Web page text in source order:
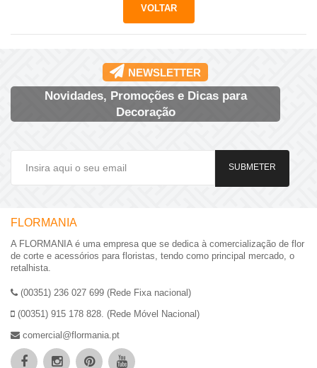
NEWSLETTER
Novidades, Promoções e Dicas para
Decoração
SUBMETER
FLORMANIA
A FLORMANIA é uma empresa que se dedica à comercialização de flor
de corte e acessórios para floristas, tendo como principal mercado, o
retalhista.
(00351) 236 027 699 (Rede Fixa nacional)
(00351) 915 178 828. (Rede Móvel Nacional)
comercial@flormania.pt